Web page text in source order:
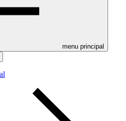
menu principal